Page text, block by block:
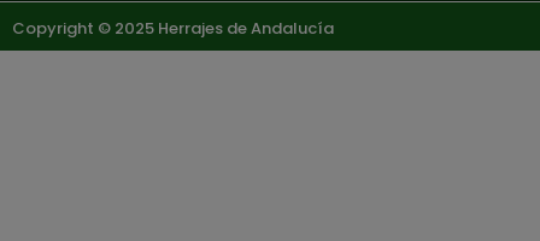
Copyright © 2025 Herrajes de Andalucía